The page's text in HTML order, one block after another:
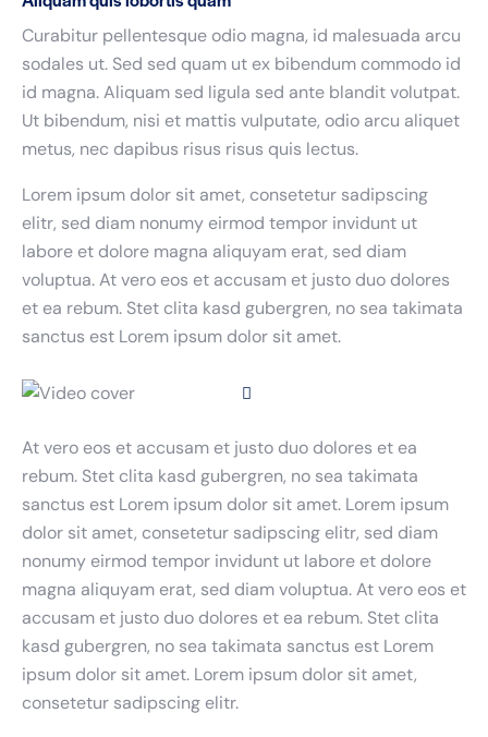
Curabitur pellentesque odio magna, id malesuada arcu
sodales ut. Sed sed quam ut ex bibendum commodo id
id magna. Aliquam sed ligula sed ante blandit volutpat.
Ut bibendum, nisi et mattis vulputate, odio arcu aliquet
metus, nec dapibus risus risus quis lectus.
Lorem ipsum dolor sit amet, consetetur sadipscing
elitr, sed diam nonumy eirmod tempor invidunt ut
labore et dolore magna aliquyam erat, sed diam
voluptua. At vero eos et accusam et justo duo dolores
et ea rebum. Stet clita kasd gubergren, no sea takimata
sanctus est Lorem ipsum dolor sit amet.
At vero eos et accusam et justo duo dolores et ea
rebum. Stet clita kasd gubergren, no sea takimata
sanctus est Lorem ipsum dolor sit amet. Lorem ipsum
dolor sit amet, consetetur sadipscing elitr, sed diam
nonumy eirmod tempor invidunt ut labore et dolore
magna aliquyam erat, sed diam voluptua. At vero eos et
accusam et justo duo dolores et ea rebum. Stet clita
kasd gubergren, no sea takimata sanctus est Lorem
ipsum dolor sit amet. Lorem ipsum dolor sit amet,
consetetur sadipscing elitr.